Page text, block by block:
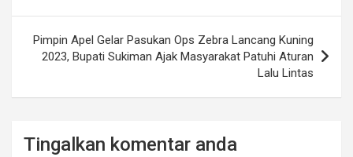
Pimpin Apel Gelar Pasukan Ops Zebra Lancang Kuning
2023, Bupati Sukiman Ajak Masyarakat Patuhi Aturan
Lalu Lintas
Tingalkan komentar anda